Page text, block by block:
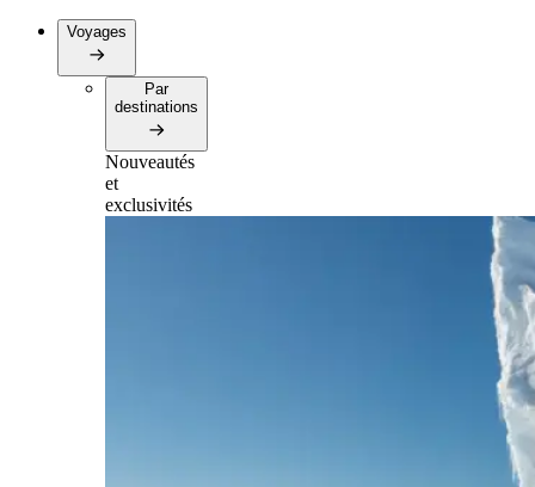
Voyages
Par
destinations
Nouveautés
et
exclusivités